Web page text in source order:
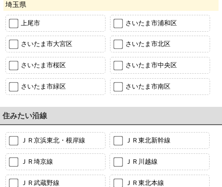
埼玉県
上尾市 さいたま市浦和区
さいたま市大宮区 さいたま市北区
さいたま市桜区 さいたま市中央区
さいたま市緑区 さいたま市南区
住みたい沿線
ＪＲ京浜東北・根岸線 ＪＲ東北新幹線
ＪＲ埼京線 ＪＲ川越線
ＪＲ武蔵野線 ＪＲ東北本線